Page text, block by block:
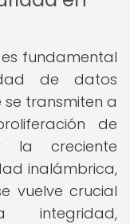
fundamental
de datos
se transmiten a
de
la creciente
inalámbrica,
vuelve crucial
integridad,